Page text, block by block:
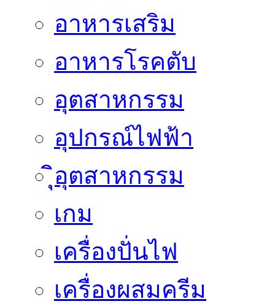
อาหารเสริม
อาหารโรคตับ
อุตสาหกรรม
อุปกรณ์ไฟฟ้า
ิุิุอุตสาหกรรม
เกม
เครื่องปั่นไฟ
เครื่องผสมครีม